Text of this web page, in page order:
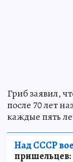
Гриб заявил,
после 70 лет
каждые пять
Над СССР
пришельцев: